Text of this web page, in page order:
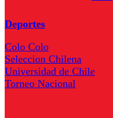
Deportes
Colo Colo
Seleccion Chilena
Universidad de Chile
Torneo Nacional